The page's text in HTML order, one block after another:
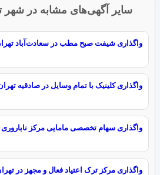
سایر آگهی‌های مشابه در شهر
واگذاری شیفت صبح مطب در سعادت‌آباد
واگذاری کلینیک با تمام وسایل در صادقیه
واگذاری سهام تخصصی مامایی مرکز
واگذاری مرکز ترک اعتیاد فعال و مجهز در